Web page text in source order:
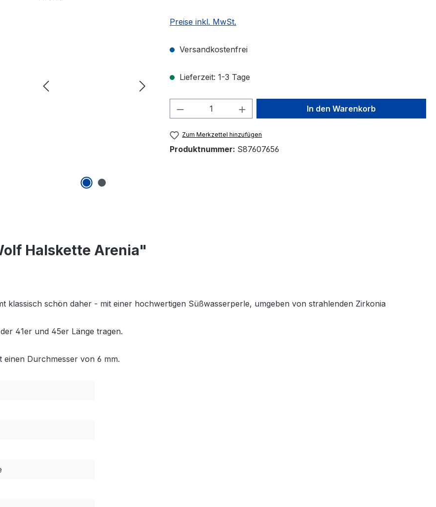
Preise inkl. MwSt.
Versandkostenfrei
Lieferzeit: 1-3 Tage
Produkt Anzahl: Gib den gewünschten Wert
In den Warenkorb
Zum Merkzettel hinzufügen
Produktnummer: S87607656
Halskette Arenia"
klassisch schön daher - mit einer hochwertigen Süßwasserperle, umgeben von strahlenden Zirkonia
41er und 45er Länge tragen.
Durchmesser von 6 mm.